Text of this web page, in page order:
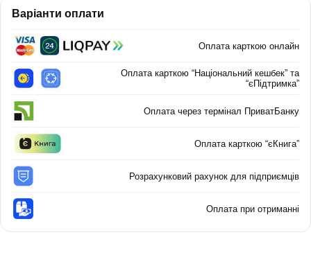
Варіанти оплати
Оплата карткою онлайн
Оплата карткою “Національний кешбек” та
“єПідтримка”
Оплата через термінал ПриватБанку
Оплата карткою “єКнига”
Розрахунковий рахунок для підприємців
Оплата при отриманні